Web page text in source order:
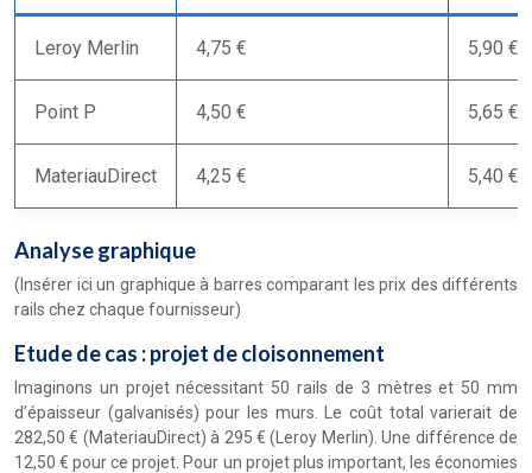
Leroy Merlin 4,75 € 5,90 €
Point P 4,50 € 5,65 €
MateriauDirect 4,25 € 5,40 €
Analyse graphique
(Insérer ici un graphique à barres comparant les prix des différents
rails chez chaque fournisseur)
Etude de cas : projet de cloisonnement
Imaginons un projet nécessitant 50 rails de 3 mètres et 50 mm
d’épaisseur (galvanisés) pour les murs. Le coût total varierait de
282,50 € (MateriauDirect) à 295 € (Leroy Merlin). Une différence de
12,50 € pour ce projet. Pour un projet plus important, les économies